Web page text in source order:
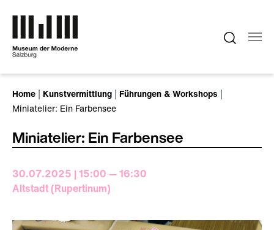
Home Kunstvermittlung
Führungen & Workshops
Miniatelier: Ein Farbensee
Miniatelier: Ein Farbensee
30.07.2025 | 15:00 — 16:30
Altstadt (Rupertinum)